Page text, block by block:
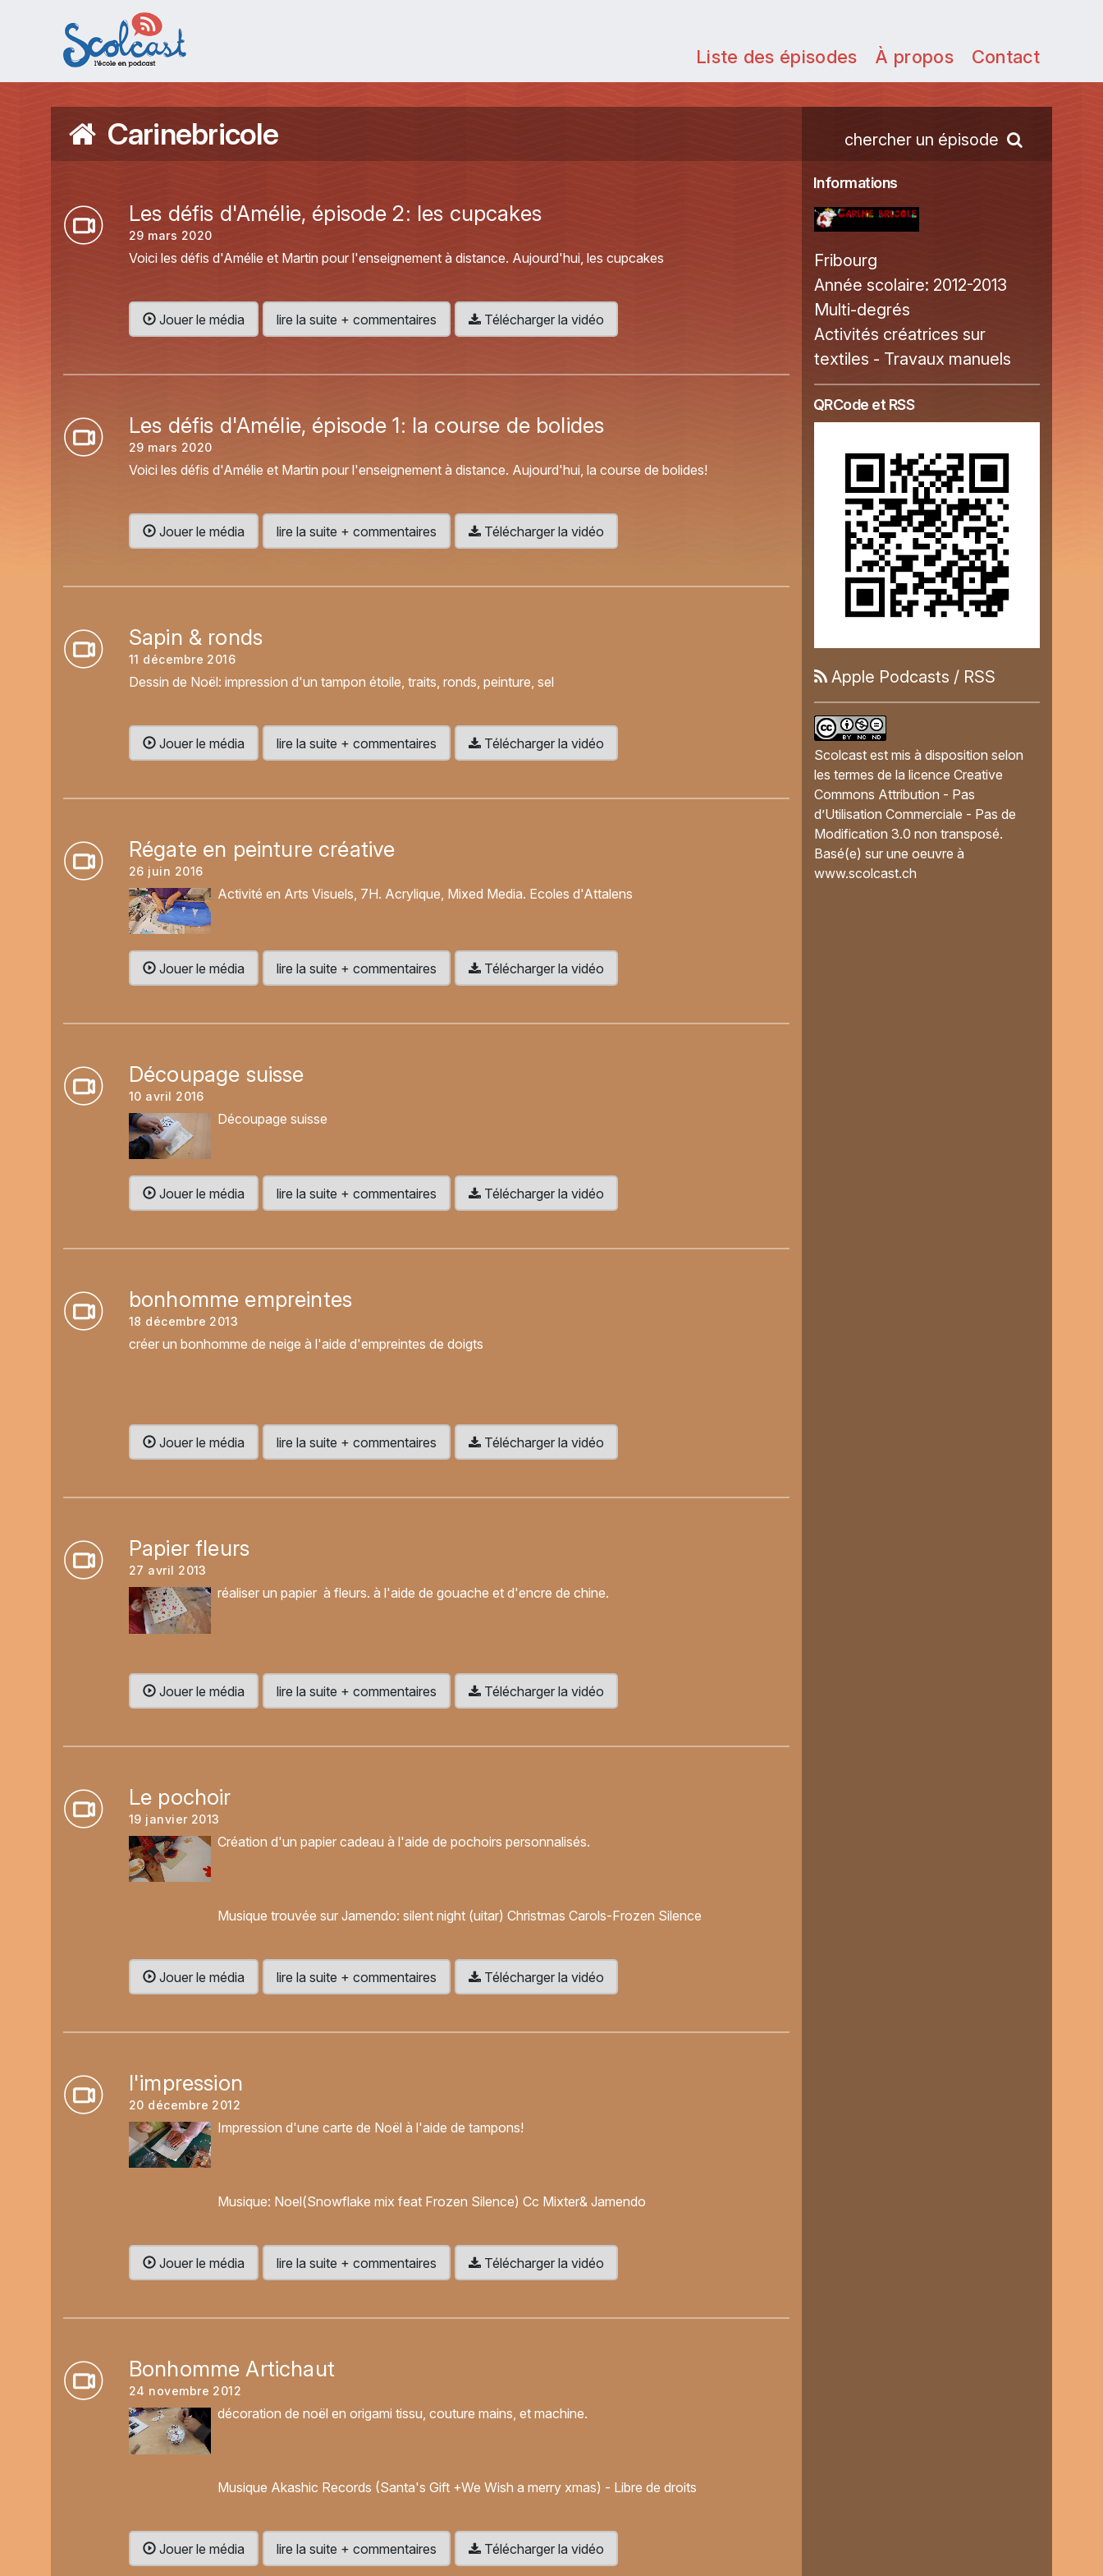
Aller au contenu principal
Liste des épisodes À propos Contact
Carinebricole chercher un épisode
Les défis d'Amélie, épisode 2: les cupcakes
29 mars 2020
Voici les défis d'Amélie et Martin pour l'enseignement à distance. Aujourd'hui, les cupcakes
Jouer le média lire la suite + commentaires Télécharger la vidéo
Les défis d'Amélie, épisode 1: la course de bolides
29 mars 2020
Voici les défis d'Amélie et Martin pour l'enseignement à distance. Aujourd'hui, la course de bolides!
Jouer le média lire la suite + commentaires Télécharger la vidéo
Sapin & ronds
11 décembre 2016
Dessin de Noël: impression d'un tampon étoile, traits, ronds, peinture, sel
Jouer le média lire la suite + commentaires Télécharger la vidéo
Régate en peinture créative
26 juin 2016
Activité en Arts Visuels, 7H. Acrylique, Mixed Media. Ecoles d'Attalens
Jouer le média lire la suite + commentaires Télécharger la vidéo
Découpage suisse
10 avril 2016
Découpage suisse
Jouer le média lire la suite + commentaires Télécharger la vidéo
bonhomme empreintes
18 décembre 2013
créer un bonhomme de neige à l'aide d'empreintes de doigts
Jouer le média lire la suite + commentaires Télécharger la vidéo
Papier fleurs
27 avril 2013
réaliser un papier à fleurs. à l'aide de gouache et d'encre de chine.
Jouer le média lire la suite + commentaires Télécharger la vidéo
Le pochoir
19 janvier 2013
Création d'un papier cadeau à l'aide de pochoirs personnalisés.
Musique trouvée sur Jamendo: silent night (uitar) Christmas Carols-Frozen Silence
Jouer le média lire la suite + commentaires Télécharger la vidéo
l'impression
20 décembre 2012
Impression d'une carte de Noël à l'aide de tampons!
Musique: Noel(Snowflake mix feat Frozen Silence) Cc Mixter& Jamendo
Jouer le média lire la suite + commentaires Télécharger la vidéo
Bonhomme Artichaut
24 novembre 2012
décoration de noël en origami tissu, couture mains, et machine.
Musique Akashic Records (Santa's Gift +We Wish a merry xmas) - Libre de droits
Jouer le média lire la suite + commentaires Télécharger la vidéo
Informations
Fribourg
Année scolaire: 2012-2013
Multi-degrés
Activités créatrices sur
textiles - Travaux manuels
QRCode et RSS
Apple Podcasts / RSS
Scolcast est mis à disposition selon
les termes de la licence Creative
Commons Attribution - Pas
d’Utilisation Commerciale - Pas de
Modification 3.0 non transposé.
Basé(e) sur une oeuvre à
www.scolcast.ch